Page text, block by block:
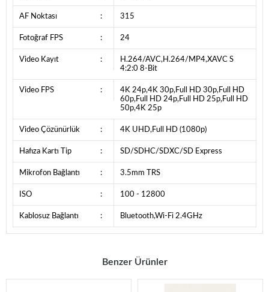
AF Noktası : 315
Fotoğraf FPS : 24
Video Kayıt :
H.264/AVC,H.264/MP4,XAVC S
4:2:0 8-Bit
Video FPS :
4K 24p,4K 30p,Full HD 30p,Full HD
60p,Full HD 24p,Full HD 25p,Full HD
50p,4K 25p
Video Çözünürlük : 4K UHD,Full HD (1080p)
Hafıza Kartı Tip : SD/SDHC/SDXC/SD Express
Mikrofon Bağlantı : 3.5mm TRS
ISO : 100 - 12800
Kablosuz Bağlantı : Bluetooth,Wi-Fi 2.4GHz
Benzer Ürünler